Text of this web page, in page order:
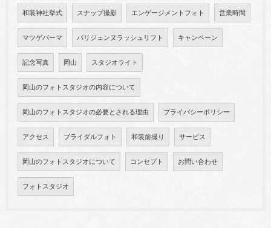
和装神社挙式 スナップ撮影 エンゲージメントフォト 営業時間
マツゲパーマ パリジェンヌラッシュリフト キャンペーン
記念写真 岡山 スタジオライト
岡山のフォトスタジオの内容について
岡山のフォトスタジオの必要とされる理由 プライバシーポリシー
アクセス ブライダルフォト 和装前撮り サービス
岡山のフォトスタジオについて コンセプト お問い合わせ
フォトスタジオ